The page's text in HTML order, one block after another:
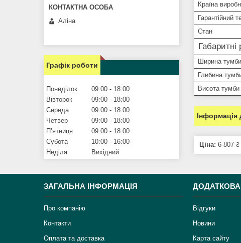
Країна
Гарантійний
Стан
Ширина тумби
Глибина
Висота тумби
Інформація
Ціна: 6 807 ₴
Аліна
Графік роботи
Понеділок 09:00
18:00
Вівторок
09:00
18:00
Середа
09:00
18:00
Четвер
09:00
18:00
Пʼятниця
09:00
18:00
Субота
10:00
16:00
Неділя
Вихідний
ЗАГАЛЬНА ІНФОРМАЦІЯ
Про компанію
Контакти
Оплата та доставка
Відгуки
Новини
Карта сайту